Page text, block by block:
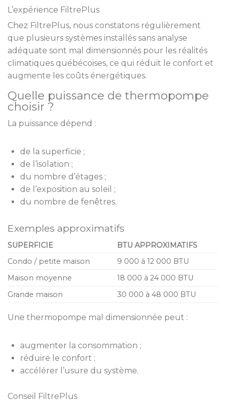
L’expérience FiltrePlus
Chez FiltrePlus, nous constatons régulièrement
que plusieurs systèmes installés sans analyse
adéquate sont mal dimensionnés pour les réalités
climatiques québécoises, ce qui réduit le confort et
augmente les coûts énergétiques.
Quelle puissance de thermopompe
choisir ?
La puissance dépend :
de la superficie ;
de l’isolation ;
du nombre d’étages ;
de l’exposition au soleil ;
du nombre de fenêtres.
Exemples approximatifs
SUPERFICIE
BTU APPROXIMATIFS
Condo / petite maison
9 000 à 12 000 BTU
Maison moyenne
18 000 à 24 000 BTU
Grande maison
30 000 à 48 000 BTU
Une thermopompe mal dimensionnée peut :
augmenter la consommation ;
réduire le confort ;
accélérer l’usure du système.
Conseil FiltrePlus